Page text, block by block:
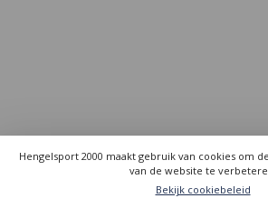
Hengelsport 2000 maakt gebruik van cookies om
van de website te
Bekijk cookiebeleid